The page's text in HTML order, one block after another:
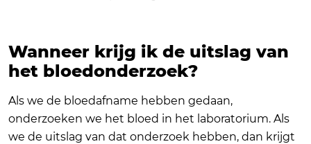
Wanneer krijg ik de uitslag van
het bloedonderzoek?
Als we de bloedafname hebben gedaan,
onderzoeken we het bloed in het laboratorium. Als
we de uitslag van dat onderzoek hebben, dan krijgt